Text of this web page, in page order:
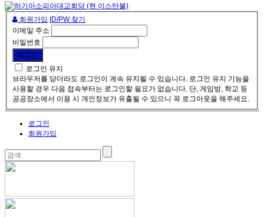
회원가입
ID/PW 찾기
이메일 주소
비밀번호
로그인 유지
브라우저를 닫더라도 로그인이 계속 유지될 수 있습니다. 로그인 유지 기능을
사용할 경우 다음 접속부터는 로그인할 필요가 없습니다. 단, 게임방, 학교 등
공공장소에서 이용 시 개인정보가 유출될 수 있으니 꼭 로그아웃을 해주세요.
로그인
회원가입